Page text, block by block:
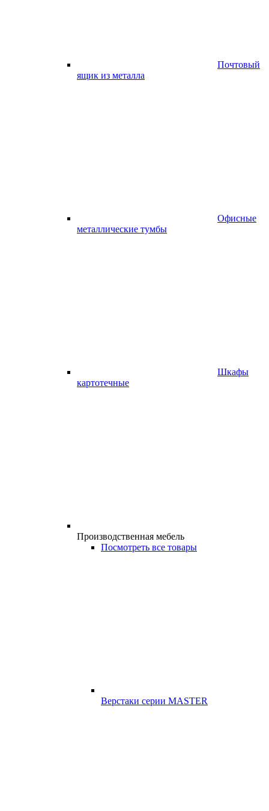
Почтовый
ящик из металла
Офисные
металлические тумбы
Шкафы
картотечные
Производственная мебель
Посмотреть все товары
Верстаки серии MASTER